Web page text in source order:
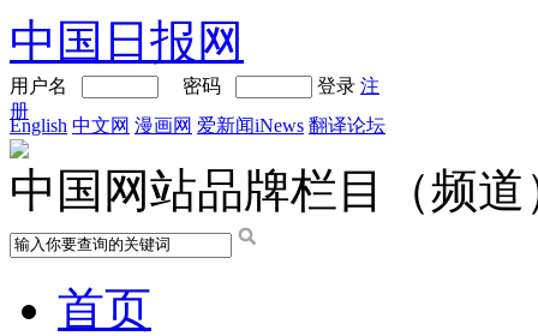
中国日报网
用户名 密码 登录 注
册
English 中文网 漫画网 爱新闻iNews 翻译论坛
中国网站品牌栏目（频道
首页